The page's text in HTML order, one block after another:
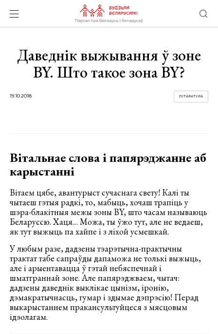
Даведнік выжывання ў зоне
BY. Што такое зона BY?
19.10.2018 ЛІТАРАТУРА
Вітальнае слова і папярэджанне аб
карыстанні
Вітаем цябе, авантурыст сучаснага свету! Калі ты
чытаеш гэтыя радкі, то, мабыць, хочаш трапіць у
шэра-блакітныя межы зоны BY, што часам называюць
Беларуссю. Хаця… Можа, ты ўжо тут, але не ведаеш,
як тут выжыць па хайпе і з ліхой усмешкай.
У любым разе, дадзены тэарэтычна-практычны
трактат табе сапраўды дапаможа не толькі выжыць,
але і арыентавацца ў гэтай небяспечнай і
шматграннай зоне. Але папярэджваем, чытач:
дадзены даведнік выклікае цынізм, іронію,
дэмакратычнасць, гумар і здымае дэпрэсію! Перад
выкарыстаннем пракансультуйцеся з мясцовым
ідэолагам.